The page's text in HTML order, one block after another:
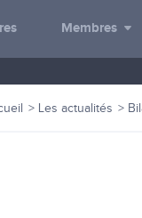
Membres
Les actualités